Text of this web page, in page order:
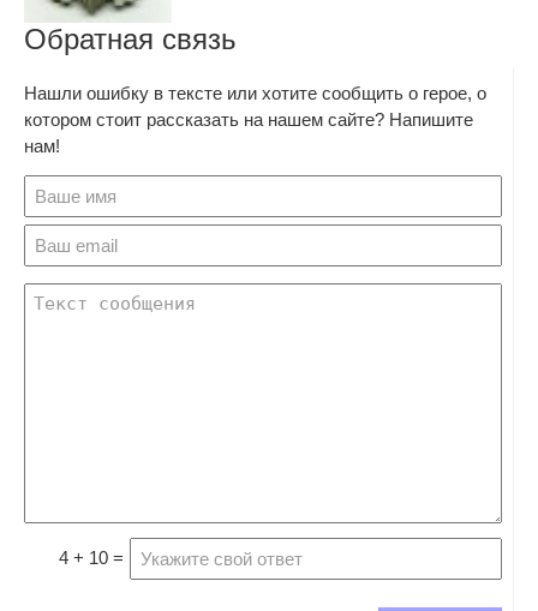
Обратная связь
Нашли ошибку в тексте или хотите сообщить о герое, о
котором стоит рассказать на нашем сайте? Напишите
нам!
4 + 10 =